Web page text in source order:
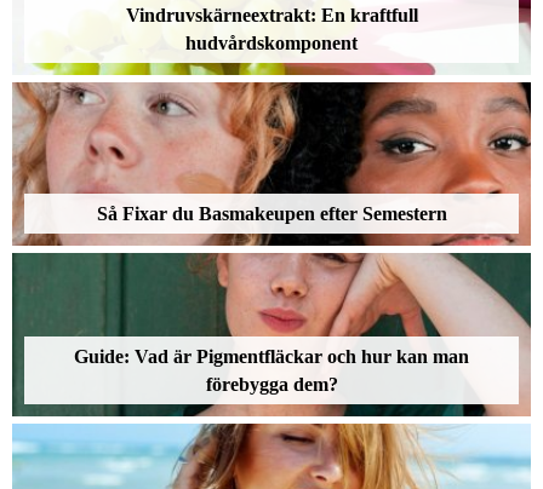
Vindruvskärneextrakt: En kraftfull
hudvårdskomponent
Så Fixar du Basmakeupen efter Semestern
Guide: Vad är Pigmentfläckar och hur kan man
förebygga dem?